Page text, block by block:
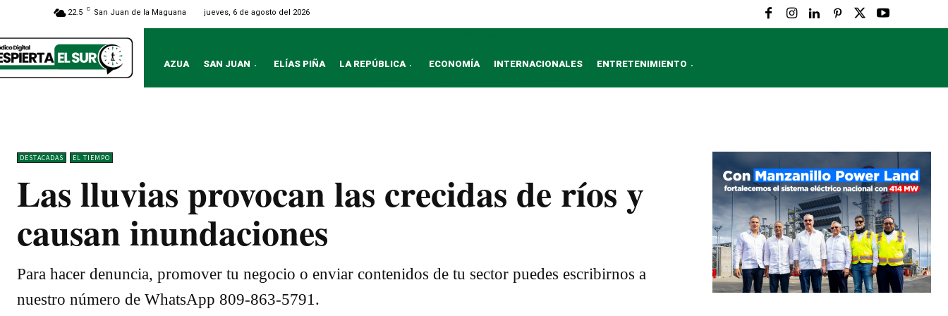
22.5 C San Juan de la Maguana jueves, 6 de agosto del 2026
AZUA SAN JUAN ELÍAS PIÑA LA REPÚBLICA ECONOMÍA INTERNACIONALES ENTRETENIMIENTO
DESTACADAS EL TIEMPO
Las lluvias provocan las crecidas de ríos y
causan inundaciones
Para hacer denuncia, promover tu negocio o enviar contenidos de tu sector puedes escribirnos a
nuestro número de WhatsApp 809-863-5791.